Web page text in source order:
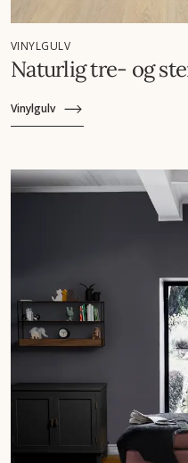
VINYLGULV
Naturlig tre- og
Vinylgulv